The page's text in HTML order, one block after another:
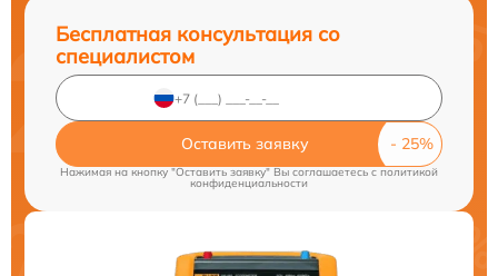
Бесплатная консультация со
специалистом
Оставить заявку
Нажимая на кнопку "Оставить заявку" Вы соглашаетесь cполитикой
конфиденциальности